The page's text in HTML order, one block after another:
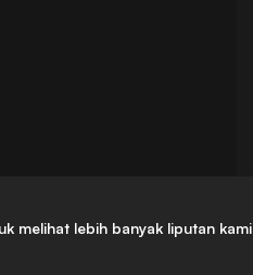
melihat lebih banyak liputan kami